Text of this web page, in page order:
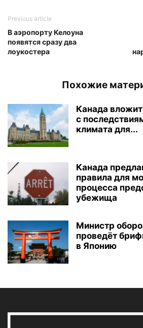
Previous article
В аэропорту Келоуна
появятся сразу два
лоукостера
Похожие
Канада
с
климата для...
Канада
правила для
процесса
убежища
Министр
проведёт
в Японию